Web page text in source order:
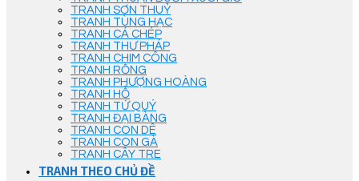
TRANH SƠN THUỶ
TRANH TÙNG HẠC
TRANH CÁ CHÉP
TRANH THƯ PHÁP
TRANH CHIM CÔNG
TRANH RỒNG
TRANH PHƯỢNG HOÀNG
TRANH HỔ
TRANH TỨ QUÝ
TRANH ĐẠI BÀNG
TRANH CON DÊ
TRANH CON GÀ
TRANH CÂY TRE
TRANH THEO CHỦ ĐỀ